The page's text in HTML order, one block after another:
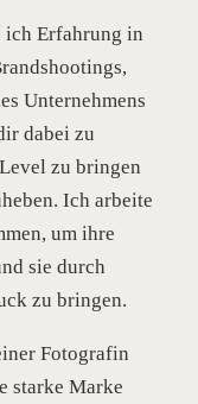
ich Erfahrung in
Unternehmens
dabei zu
zu bringen
Ich arbeite
um ihre
sie durch
zu bringen.
Fotografin
starke Marke